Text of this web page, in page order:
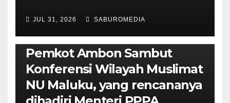
JUL 31, 2026 SABUROMEDIA
AMBON METRO JURNALISME AKTIVIS
POLITIK & PEMERINTAHAN
Pemkot Ambon Sambut
Konferensi Wilayah Muslimat
NU Maluku, yang rencananya